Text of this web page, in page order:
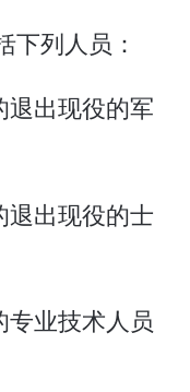
下列人员：
退出现役的军
退出现役的士
专业技术人员